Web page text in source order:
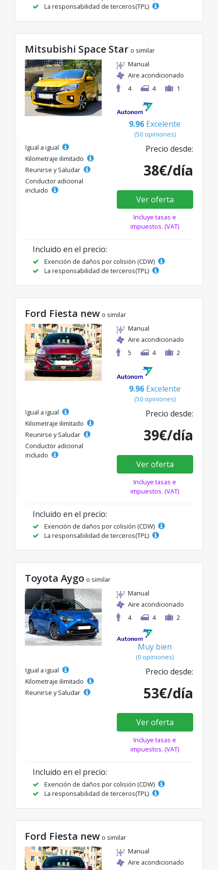
La responsabilidad de terceros(TPL)
Mitsubishi Space Star o similar
Manual
Aire acondicionado
4
4 1
9.96 Excelente
(50 opiniones)
Igual a igual
Kilometraje ilimitado
Reunirse y Saludar
Conductor adicional
incluido
Precio desde:
38€/día
Ver oferta
Incluye tasas e
impuestos. (VAT)
Incluido en el precio:
Exención de daños por colisión (CDW)
La responsabilidad de terceros(TPL)
Ford Fiesta new o similar
Manual
Aire acondicionado
5
4 2
9.96 Excelente
(50 opiniones)
Igual a igual
Kilometraje ilimitado
Reunirse y Saludar
Conductor adicional
incluido
Precio desde:
39€/día
Ver oferta
Incluye tasas e
impuestos. (VAT)
Incluido en el precio:
Exención de daños por colisión (CDW)
La responsabilidad de terceros(TPL)
Toyota Aygo o similar
Manual
Aire acondicionado
4
4 2
Muy bien
(0 opiniones)
Igual a igual
Kilometraje ilimitado
Reunirse y Saludar
Precio desde:
53€/día
Ver oferta
Incluye tasas e
impuestos. (VAT)
Incluido en el precio:
Exención de daños por colisión (CDW)
La responsabilidad de terceros(TPL)
Ford Fiesta new o similar
Manual
Aire acondicionado